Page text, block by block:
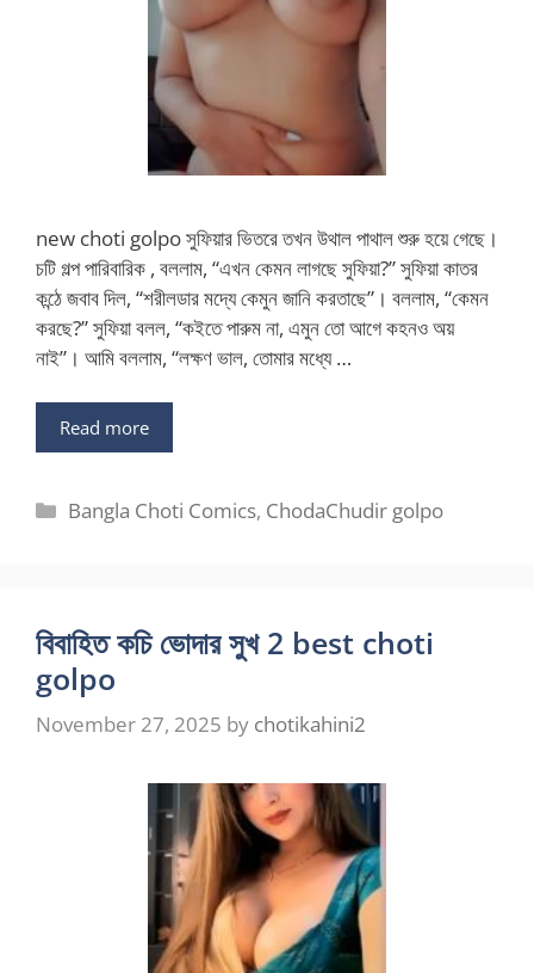
new choti golpo সুফিয়ার ভিতরে তখন উথাল পাথাল শুরু হয়ে গেছে।
চটি গল্প পারিবারিক , বললাম, “এখন কেমন লাগছে সুফিয়া?” সুফিয়া কাতর
কন্ঠে জবাব দিল, “শরীলডার মদ্যে কেমুন জানি করতাছে”। বললাম, “কেমন
করছে?” সুফিয়া বলল, “কইতে পারুম না, এমুন তো আগে কহনও অয়
নাই”। আমি বললাম, “লক্ষণ ভাল, তোমার মধ্যে …
Read more
Categories
Bangla Choti Comics, ChodaChudir golpo
বিবাহিত কচি ভোদার সুখ 2 best choti
golpo
November 27, 2025 by chotikahini2